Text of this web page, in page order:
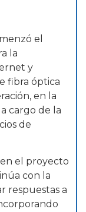
el
la
y
fibra óptica
en la
cargo de la
de
el proyecto
con la
respuestas a